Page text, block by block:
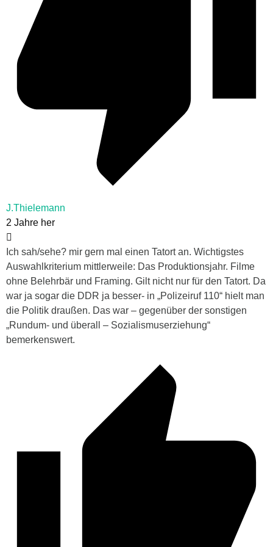
J.Thielemann
2 Jahre her
Ich sah/sehe? mir gern mal einen Tatort an. Wichtigstes
Auswahlkriterium mittlerweile: Das Produktionsjahr. Filme
ohne Belehrbär und Framing. Gilt nicht nur für den Tatort. Da
war ja sogar die DDR ja besser- in „Polizeiruf 110“ hielt man
die Politik draußen. Das war – gegenüber der sonstigen
„Rundum- und überall – Sozialismuserziehung“
bemerkenswert.